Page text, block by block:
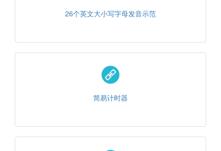
26个英文大小写字母发音示范
简易计时器